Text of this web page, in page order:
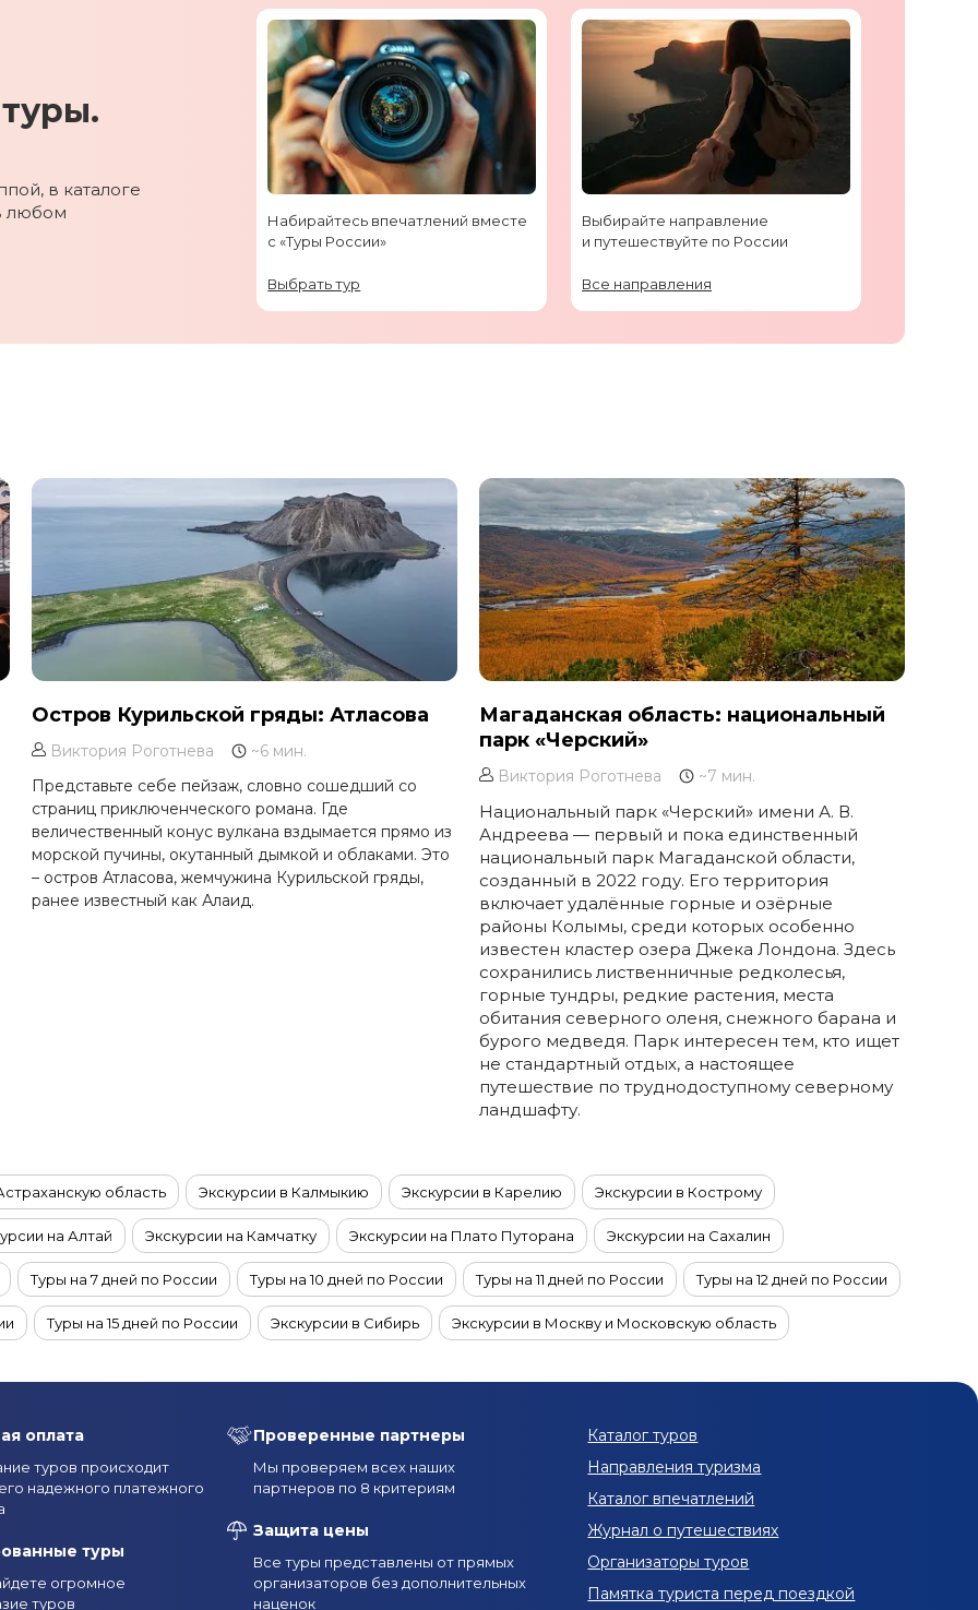
в каталоге
любом
Набирайтесь впечатлений вместе
с «Туры России»
Выбрать тур
Выбирайте направление
и путешествуйте по России
Все направления
Остров Курильской гряды: Атласова
Виктория Роготнева
~6 мин.
Представьте себе пейзаж, словно сошедший со
страниц приключенческого романа. Где
величественный конус вулкана вздымается прямо из
морской пучины, окутанный дымкой и облаками. Это
– остров Атласова, жемчужина Курильской гряды,
ранее известный как Алаид.
Магаданская область: национальный
парк «Черский»
Виктория Роготнева ~7 мин.
Национальный парк «Черский» имени А. В.
Андреева — первый и пока единственный
национальный парк Магаданской области,
созданный в 2022 году. Его территория
включает удалённые горные и озёрные
районы Колымы, среди которых особенно
известен кластер озера Джека Лондона. Здесь
сохранились лиственничные редколесья,
горные тундры, редкие растения, места
обитания северного оленя, снежного барана и
бурого медведя. Парк интересен тем, кто ищет
не стандартный отдых, а настоящее
путешествие по труднодоступному северному
ландшафту.
область Экскурсии в Калмыкию Экскурсии в Карелию Экскурсии в Кострому
на Алтай Экскурсии на Камчатку Экскурсии на Плато Путорана Экскурсии на Сахалин
Туры на 7 дней по России Туры на 10 дней по России Туры на 11 дней по России Туры на 12 дней по России
Туры на 15 дней по России Экскурсии в Сибирь Экскурсии в Москву и Московскую область
в Якутске Экскурсии на Ямал Экскурсии на Кольский полуостров Экскурсии в Мурманске и области
Туры с экскурсиями в Мурманск и область летом Туры с экскурсиями в Мурманск и область в декабре
Туры с экскурсиями в Мурманск и область в марте Туры с экскурсиями в Мурманск и область в июне
оплата
туров происходит
надежного платежного
туры
огромное
туров
Проверенные партнеры
Мы проверяем всех наших
партнеров по 8 критериям
Защита цены
Все туры представлены от прямых
организаторов без дополнительных
наценок
Каталог туров
Направления туризма
Каталог впечатлений
Журнал о путешествиях
Организаторы туров
Памятка туриста перед поездкой